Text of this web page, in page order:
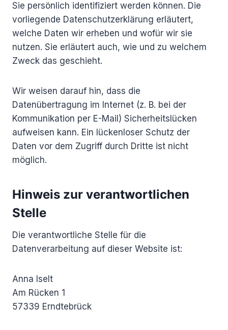
Sie persönlich identifiziert werden können. Die
vorliegende Datenschutzerklärung erläutert,
welche Daten wir erheben und wofür wir sie
nutzen. Sie erläutert auch, wie und zu welchem
Zweck das geschieht.
Wir weisen darauf hin, dass die
Datenübertragung im Internet (z. B. bei der
Kommunikation per E-Mail) Sicherheitslücken
aufweisen kann. Ein lückenloser Schutz der
Daten vor dem Zugriff durch Dritte ist nicht
möglich.
Hinweis zur verantwortlichen
Stelle
Die verantwortliche Stelle für die
Datenverarbeitung auf dieser Website ist:
Anna Iselt
Am Rücken 1
57339 Erndtebrück